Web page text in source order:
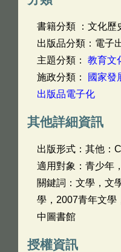
書籍分類 ：文化歷
出版品分類：電子
主題分類： 教育文
施政分類：
國家發
出版品電子化
其他詳細資訊
出版形式：其他：
適用對象：青少年
關鍵詞：文學，文
學，2007青年文學
中圖書館
授權資訊